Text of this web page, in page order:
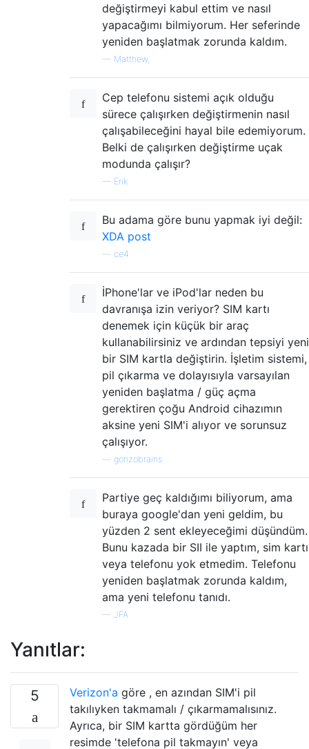
değiştirmeyi kabul ettim ve nasıl
yapacağımı bilmiyorum. Her seferinde
yeniden başlatmak zorunda kaldım.
— Matthew,
Cep telefonu sistemi açık olduğu
sürece çalışırken değiştirmenin nasıl
çalışabileceğini hayal bile edemiyorum.
Belki de çalışırken değiştirme uçak
modunda çalışır?
— Erik
Bu adama göre bunu yapmak iyi değil:
XDA post
ce4
İPhone'lar ve iPod'lar neden bu
davranışa izin veriyor? SIM kartı
denemek için küçük bir araç
kullanabilirsiniz ve ardından tepsiyi yeni
bir SIM kartla değiştirin. İşletim sistemi,
pil çıkarma ve dolayısıyla varsayılan
yeniden başlatma / güç açma
gerektiren çoğu Android cihazımın
aksine yeni SIM'i alıyor ve sorunsuz
çalışıyor.
gonzobrains
Partiye geç kaldığımı biliyorum, ama
buraya google'dan yeni geldim, bu
yüzden 2 sent ekleyeceğimi düşündüm.
Bunu kazada bir SII ile yaptım, sim kartı
veya telefonu yok etmedim. Telefonu
yeniden başlatmak zorunda kaldım,
ama yeni telefonu tanıdı.
— JFA
Yanıtlar:
5 Verizon'a göre , en azından SIM'i pil
takılıyken takmamalı / çıkarmamalısınız.
Ayrıca, bir SIM kartta gördüğüm her
resimde 'telefona pil takmayın' veya